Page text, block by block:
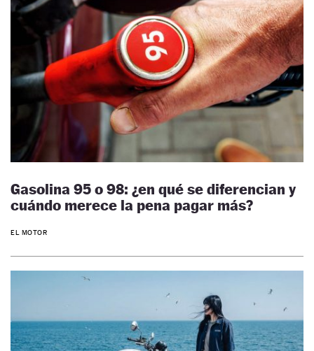
Gasolina 95 o 98: ¿en qué se diferencian y
cuándo merece la pena pagar más?
EL MOTOR